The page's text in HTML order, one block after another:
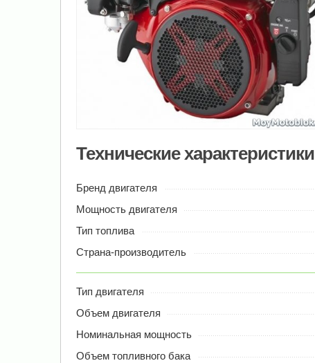
Технические характеристики
Бренд двигателя
Мощность двигателя
Тип топлива
Страна-производитель
Тип двигателя
Объем двигателя
Номинальная мощность
Объем топливного бака